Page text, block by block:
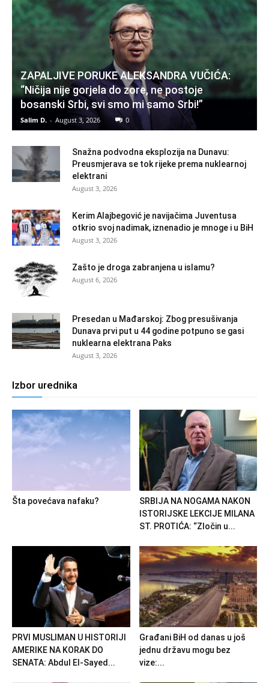
ZAPALJIVE PORUKE ALEKSANDRA VUČIĆA:
“Ničija nije gorjela do zore, ne postoje
bosanski Srbi, svi smo mi samo Srbi!”
Salim D. - August 3, 2026 0
Snažna podvodna eksplozija na Dunavu:
Preusmjerava se tok rijeke prema nuklearnoj
elektrani
August 3, 2026
Kerim Alajbegović je navijačima Juventusa
otkrio svoj nadimak, iznenadio je mnoge i u BiH
August 3, 2026
Zašto je droga zabranjena u islamu?
August 6, 2026
Presedan u Mađarskoj: Zbog presušivanja
Dunava prvi put u 44 godine potpuno se gasi
nuklearna elektrana Paks
August 3, 2026
Izbor urednika
Šta povećava nafaku?
SRBIJA NA NOGAMA NAKON
ISTORIJSKE LEKCIJE MILANA
ST. PROTIĆA: “Zločin u...
PRVI MUSLIMAN U HISTORIJI
AMERIKE NA KORAK DO
SENATA: Abdul El-Sayed...
Građani BiH od danas u još
jednu državu mogu bez
vize:...